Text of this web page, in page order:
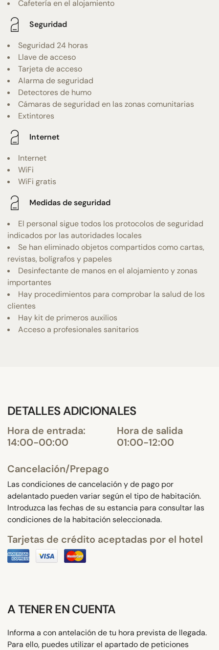
Cafetería en el alojamiento
Seguridad
Seguridad 24 horas
Llave de acceso
Tarjeta de acceso
Alarma de seguridad
Detectores de humo
Cámaras de seguridad en las zonas comunitarias
Extintores
Internet
Internet
WiFi
WiFi gratis
Medidas de seguridad
El personal sigue todos los protocolos de seguridad
indicados por las autoridades locales
Se han eliminado objetos compartidos como cartas,
revistas, bolígrafos y papeles
Desinfectante de manos en el alojamiento y zonas
importantes
Hay procedimientos para comprobar la salud de los
clientes
Hay kit de primeros auxilios
Acceso a profesionales sanitarios
DETALLES ADICIONALES
Hora de entrada:
14:00-00:00
Hora de salida
01:00-12:00
Cancelación/Prepago
Las condiciones de cancelación y de pago por
adelantado pueden variar según el tipo de habitación.
Introduzca las fechas de su estancia para consultar las
condiciones de la habitación seleccionada.
Tarjetas de crédito aceptadas por el hotel
A TENER EN CUENTA
Informa a con antelación de tu hora prevista de llegada.
Para ello, puedes utilizar el apartado de peticiones